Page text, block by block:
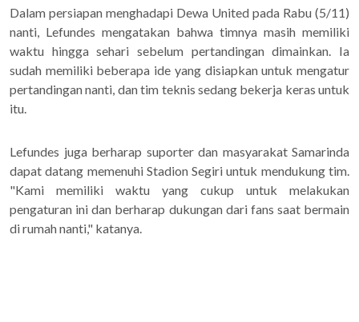
Dalam persiapan menghadapi Dewa United pada Rabu (5/11)
nanti, Lefundes mengatakan bahwa timnya masih memiliki
waktu hingga sehari sebelum pertandingan dimainkan. Ia
sudah memiliki beberapa ide yang disiapkan untuk mengatur
pertandingan nanti, dan tim teknis sedang bekerja keras untuk
itu.
Lefundes juga berharap suporter dan masyarakat Samarinda
dapat datang memenuhi Stadion Segiri untuk mendukung tim.
"Kami memiliki waktu yang cukup untuk melakukan
pengaturan ini dan berharap dukungan dari fans saat bermain
di rumah nanti," katanya.